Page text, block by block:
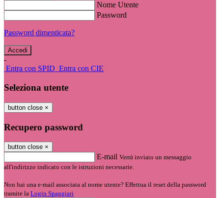
Nome Utente
Password
Password dimenticata?
-
Entra con SPID Entra con CIE
Seleziona utente
button close ×
Recupero password
button close ×
E-mail Verrà inviato un messaggio
all'indirizzo indicato con le istruzioni necessarie.
Non hai una e-mail associata al nome utente? Effettua il reset della password
tramite la Login Spaggiari